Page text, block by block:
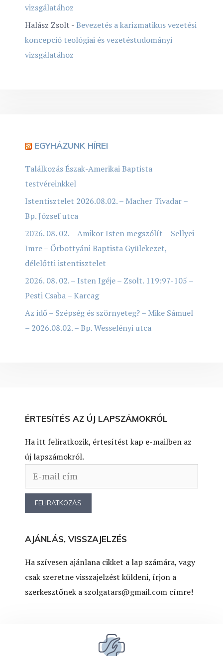
vizsgálatához
Halász Zsolt -Bevezetés a karizmatikus vezetési
koncepció teológiai és vezetéstudományi
vizsgálatához
EGYHÁZUNK HÍREI
Találkozás Észak-Amerikai Baptista
testvéreinkkel
Istentisztelet 2026.08.02. – Macher Tivadar –
Bp. József utca
2026. 08. 02. – Amikor Isten megszólít – Sellyei
Imre – Őrbottyáni Baptista Gyülekezet,
délelőtti istentisztelet
2026. 08. 02. – Isten Igéje – Zsolt. 119:97-105 –
Pesti Csaba – Karcag
Az idő – Szépség és szörnyeteg? – Mike Sámuel
– 2026.08.02. – Bp. Wesselényi utca
ÉRTESÍTÉS AZ ÚJ LAPSZÁMOKRÓL
Ha itt feliratkozik, értesítést kap e-mailben az
új lapszámokról.
AJÁNLÁS, VISSZAJELZÉS
Ha szívesen ajánlana cikket a lap számára, vagy
csak szeretne visszajelzést küldeni, írjon a
szerkesztőnek a szolgatars@gmail.com címre!